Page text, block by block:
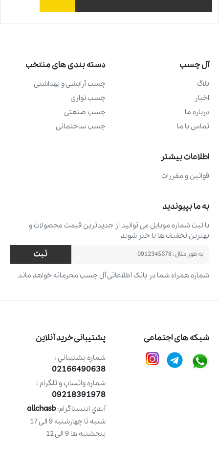
آل چسب
بلاگ
اخبار
درباره ما
تماس با ما
دسته بندی های منتخب
چسب آرايشی و بهداشتی
چسب نواری
چسب صنعتی
چسب ساختمانی
اطلاعات بیشتر
قوانین و مقررات
به ما بپیوندید
با ثبت شماره موبایل می ‌توانید از جدیدترین قیمت محصولات و
بهترین تخفیف ‌ها با خبر شوید
ثبت
شماره همراه شما در بانک اطلاعاتی آل چسب محرمانه خواهد ماند
شبکه های اجتماعی پشتیبانی خرید آنلاین
شماره پشتيباني :
02166490638
شماره واتساپ و تلگرام :
09218391978
آيدي اينستاگرام:allchasb
شنبه تا چهارشنبه 9 الی 17
پنجشنبه ها 9 الی 12